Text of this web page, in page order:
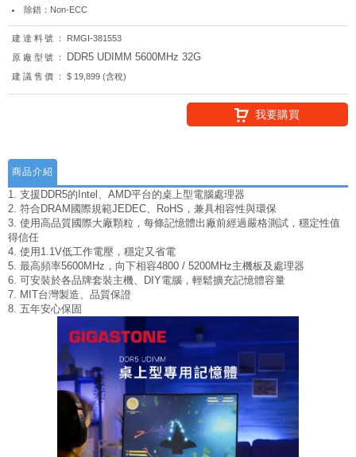
除錯：Non-ECC
建達料號：
RMGI-381553
原廠型號：
DDR5 UDIMM 5600MHz 32G
建議售價： $ 19,899 (含稅)
我要購買
商品介紹
1. 支援DDR5的Intel、AMD平台的桌上型電腦處理器
2. 符合DRAM國際規範JEDEC、RoHS，兼具相容性與環保
3. 使用高品質國際大廠顆粒，每條記憶體出廠前經過嚴格測試，穩定性值
得信任
4. 使用1.1V低工作電壓，穩定又省電
5. 最高頻率5600MHz，向下相容4800 / 5200MHz主機板及處理器
6. 可安裝於各品牌套裝主機、DIY電腦，輕鬆擴充記憶體容量
7. MIT台灣製造、品質保證
8. 五年安心保固